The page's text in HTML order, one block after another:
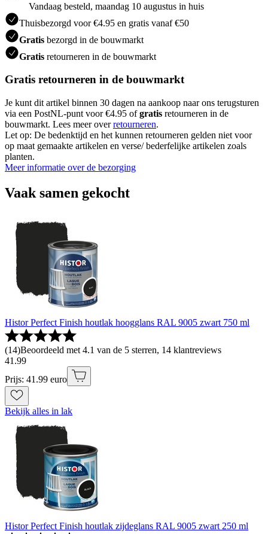
Vandaag besteld, maandag 10 augustus in huis
Thuisbezorgd voor €4.95 en gratis vanaf €50
Gratis bezorgd in de bouwmarkt
Gratis retourneren in de bouwmarkt
Gratis retourneren in de bouwmarkt
Je kunt dit artikel binnen 30 dagen na aankoop naar ons terugsturen
via een PostNL-punt voor €4.95 ofgratis retourneren in de
bouwmarkt. Lees meer overretourneren.
Let op: De bedenktijd en het kunnen retourneren gelden niet voor
op maat gemaakte artikelen en verse/ bederfelijke artikelen zoals
planten.
Meer informatie over de bezorging
Vaak samen gekocht
Histor Perfect Finish houtlak hoogglans RAL 9005 zwart 750 ml
(14)Beoordeeld met 4.1 van de 5 sterren, 14 klantreviews
41 .99
Prijs: 41.99 euro
Bekijk alles in lak
Histor Perfect Finish houtlak zijdeglans RAL 9005 zwart 250 ml